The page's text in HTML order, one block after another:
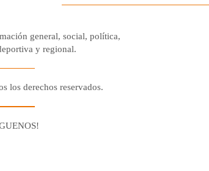
general, social, política,
y regional.
los derechos reservados.